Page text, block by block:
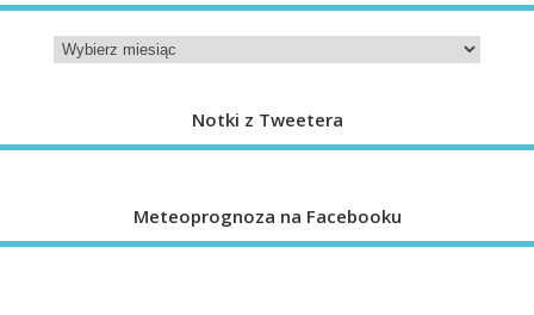
Notki z Tweetera
Meteoprognoza na Facebooku